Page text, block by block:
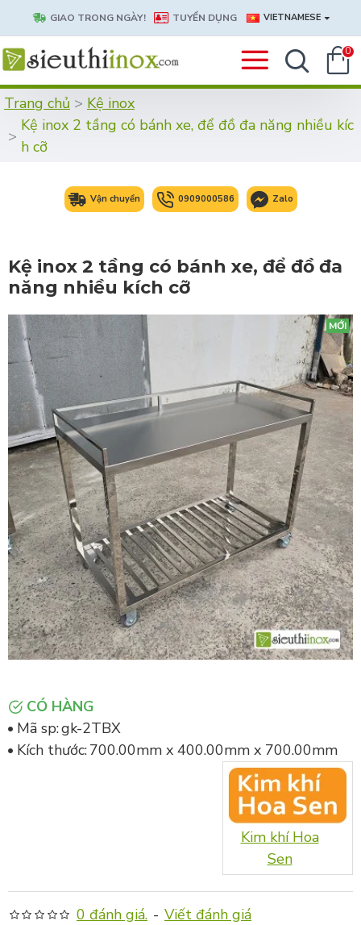
GIAO TRONG NGÀY! TUYỂN DỤNG VIETNAMESE
0
Trang chủ
Kệ inox
Kệ inox 2 tầng có bánh xe, để đồ đa năng nhiều kíc
h cỡ
Vận chuyển 0909000586 Zalo
Kệ inox 2 tầng có bánh xe, để đồ đa
năng nhiều kích cỡ
MỚI
CÓ HÀNG
Mã sp:gk-2TBX
Kích thước:700.00mm x 400.00mm x 700.00mm
Kim khí Hoa
Sen
0 đánh giá. - Viết đánh giá